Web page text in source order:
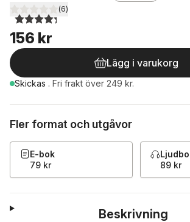
4,3utav 5 stjärnor. Totalt antal röster:
(6)
156 kr
Lägg i varukorg
Skickas . Fri frakt över 249 kr.
Fler format och utgåvor
E-bok
79 kr
89 kr
Beskrivning